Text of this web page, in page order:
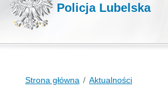
Policja Lubelska
Strona główna Aktualności